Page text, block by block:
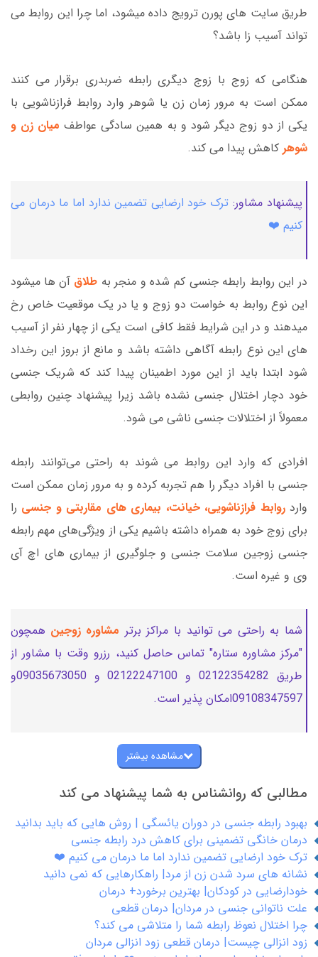
طریق سایت های پورن ترویج داده میشود، اما چرا این روابط می
تواند آسیب زا باشد؟
هنگامی که زوج با زوج دیگری رابطه ضربدری برقرار می کنند
ممکن است به مرور زمان زن یا شوهر وارد روابط فرازناشویی با
یکی از دو زوج دیگر شود و به همین سادگی عواطف میان زن و
شوهر کاهش پیدا می کند.
پیشنهاد مشاور: ترک خود ارضایی تضمین ندارد اما ما درمان می
کنیم ❤️
در این روابط رابطه جنسی کم شده و منجر به طلاق آن ها میشود
این نوع روابط به خواست دو زوج و یا در یک موقعیت خاص رخ
میدهند و در این شرایط فقط کافی است یکی از چهار نفر از آسیب
های این نوع رابطه آگاهی داشته باشد و مانع از بروز این رخداد
شود ابتدا باید از این مورد اطمینان پیدا کند که شریک جنسی
خود دچار اختلال جنسی نشده باشد زیرا پیشنهاد چنین روابطی
معمولاً از اختلالات جنسی ناشی می شود.
افرادی که وارد این روابط می شوند به راحتی می‌توانند رابطه
جنسی با افراد دیگر را هم تجربه کرده و به مرور زمان ممکن است
وارد روابط فرازناشویی، خیانت، بیماری های مقاربتی و جنسی را
برای زوج خود به همراه داشته باشیم یکی از ویژگی‌های مهم رابطه
جنسی زوجین سلامت جنسی و جلوگیری از بیماری های اچ آی
وی و غیره است.
شما به راحتی می توانید با مراکز برتر مشاوره زوجین همچون
"مرکز مشاوره ستاره" تماس حاصل کنید، رزرو وقت با مشاور از
طریق 02122354282 و 02122247100 و 09035673050و
09108347597امکان پذیر است.
مشاهده بیشتر
مطالبی که روانشناس به شما پیشنهاد می کند
بهبود رابطه جنسی در دوران یائسگی | روش هایی که باید بدانید
درمان خانگی تضمینی برای کاهش درد رابطه جنسی
ترک خود ارضایی تضمین ندارد اما ما درمان می کنیم ❤️
نشانه های سرد شدن زن از مرد| راهکارهایی که نمی دانید
خودارضایی در کودکان| بهترین برخورد+ درمان
علت ناتوانی جنسی در مردان| درمان قطعی
چرا اختلال نعوظ رابطه شما را متلاشی می کند؟
زود انزالی چیست| درمان قطعی زود انزالی مردان